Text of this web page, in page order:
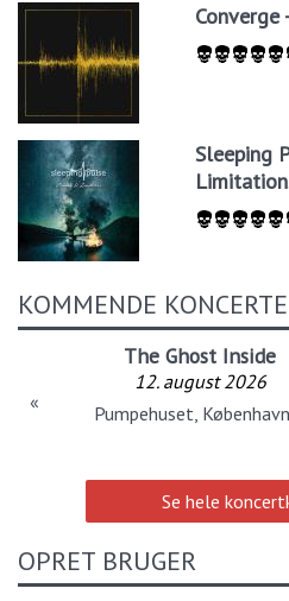
Sleeping
KOMMENDE
The Ghost Inside
12. august 2026
Pumpehuset,
«
Se hele
OPRET BRUGER